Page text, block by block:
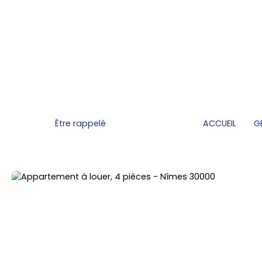
Être rappelé ACCUEIL